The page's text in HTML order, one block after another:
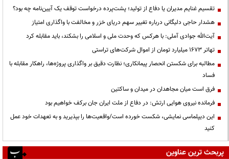
تقسیم غنایم مدیران یا دفاع از تولید؛ پشت‌پرده درخواست توقف یک آیین‌نامه چه بود؟
هشدار حاجی دلیگانی درباره تغییر سهم دریای خزر و مخالفت با واگذاری امتیاز
آیت‌الله جوادی آملی: با هرکس که وحدت ملی و اسلامی را بشکند، باید مقابله کرد
تهاتر ۱۶۷۳ میلیارد تومان از اموال شرکت‌های تراستی
مطالبه برای شکستن انحصار پیمانکاری؛ نظارت دقیق بر واگذاری پروژه‌ها، راهکار مقابله با
فساد
فرق است میان مجاهدان در میدان و ساکتین
فرمانده نیروی هوایی ارتش: در دفاع از ملت ایران جان برکف خواهیم بود
این دیپلماسی نمایشی، شکست خورده است/واقعیت‌ها را بپذیرید و به تعهدات خود عمل
کنید
پربحث ترین عناوین